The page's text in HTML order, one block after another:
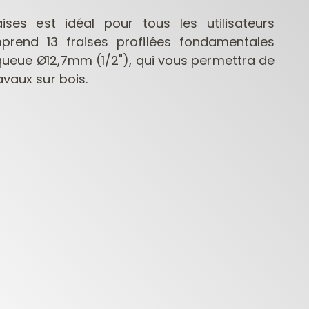
est idéal pour tous les utilisateurs
13 fraises profilées fondamentales
Ø12,7mm (1/2"), qui vous permettra de
sur bois.